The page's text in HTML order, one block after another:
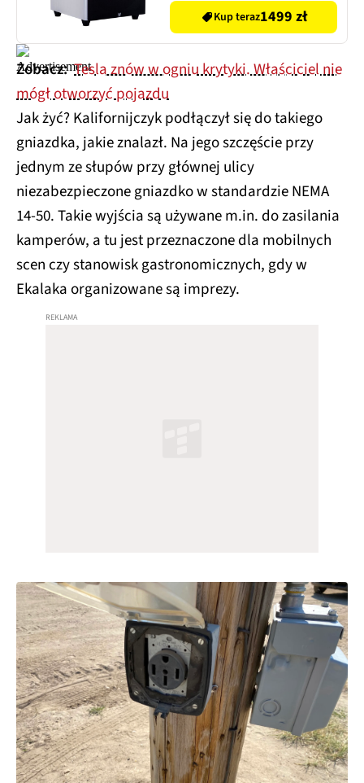
froncie o długim skoku,
Tryb "Stand By"
Kup teraz1499 zł
Zobacz:Tesla znów w ogniu krytyki. Właściciel nie
mógł otworzyć pojazdu
Jak żyć? Kalifornijczyk podłączył się do takiego
gniazdka, jakie znalazł. Na jego szczęście przy
jednym ze słupów przy głównej ulicy
niezabezpieczone gniazdko w standardzie NEMA
14-50. Takie wyjścia są używane m.in. do zasilania
kamperów, a tu jest przeznaczone dla mobilnych
scen czy stanowisk gastronomicznych, gdy w
Ekalaka organizowane są imprezy.